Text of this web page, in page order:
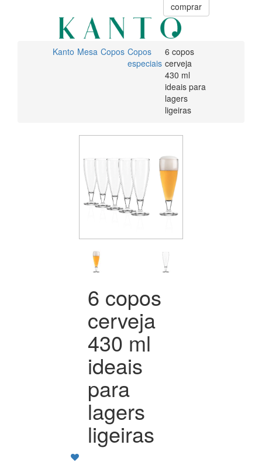
comprar
Kanto Mesa Copos Copos
especiais
6 copos
cerveja
430 ml
ideais para
lagers
ligeiras
6 copos
cerveja
430 ml
ideais
para
lagers
ligeiras